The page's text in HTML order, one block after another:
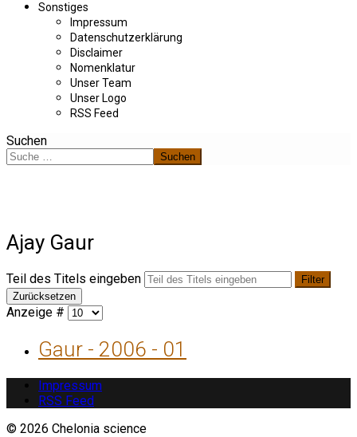
Sonstiges
Impressum
Datenschutzerklärung
Disclaimer
Nomenklatur
Unser Team
Unser Logo
RSS Feed
Suchen
Suchen
Ajay Gaur
Teil des Titels eingeben
Filter
Zurücksetzen
Anzeige #
Gaur - 2006 - 01
Impressum
RSS Feed
© 2026 Chelonia science